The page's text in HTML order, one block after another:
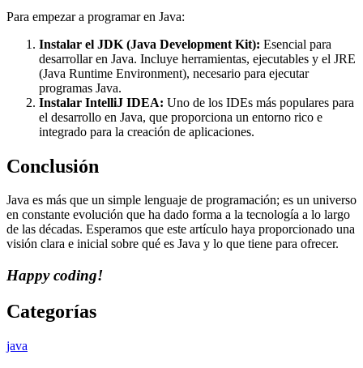
Para empezar a programar en Java:
Instalar el JDK (Java Development Kit): Esencial para
desarrollar en Java. Incluye herramientas, ejecutables y el JRE
(Java Runtime Environment), necesario para ejecutar
programas Java.
Instalar IntelliJ IDEA: Uno de los IDEs más populares para
el desarrollo en Java, que proporciona un entorno rico e
integrado para la creación de aplicaciones.
Conclusión
Java es más que un simple lenguaje de programación; es un universo
en constante evolución que ha dado forma a la tecnología a lo largo
de las décadas. Esperamos que este artículo haya proporcionado una
visión clara e inicial sobre qué es Java y lo que tiene para ofrecer.
Happy coding!
Categorías
java